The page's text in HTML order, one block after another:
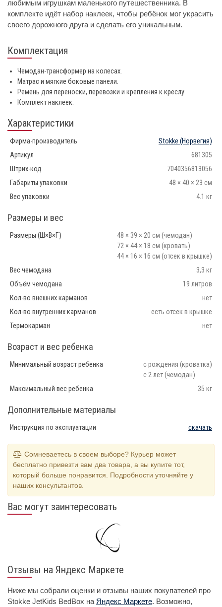
любимым игрушкам маленького путешественника. В
комплекте идёт набор наклеек, чтобы ребёнок мог украсить
своего дорожного друга и сделать его уникальным.
Комплектация
Чемодан-трансформер на колесах.
Матрас и мягкие боковые панели.
Ремень для переноски, перевозки и крепления к креслу.
Комплект наклеек.
Характеристики
Фирма-производитель Stokke (Норвегия)
Артикул
681305
Штрих-код
7040356813056
Габариты упаковки
48 × 40 × 23 см
Вес упаковки
4.1 кг
Размеры и вес
Размеры (Ш×В×Г)
48 × 39 × 20 см (чемодан)
72 × 44 × 18 см (кровать)
44 × 16 × 16 см (отсек в крышке)
Вес чемодана
3,3 кг
Объём чемодана
19 литров
Кол-во внешних карманов
нет
Кол-во внутренних карманов
есть отсек в крышке
Термокарман
нет
Возраст и вес ребенка
Минимальный возраст ребенка
с рождения (кроватка)
с 2 лет (чемодан)
Максимальный вес ребенка
35 кг
Дополнительные материалы
Инструкция по эксплуатации скачать
Сомневаетесь в своем выборе? Курьер может
бесплатно привезти вам два товара, а вы купите тот,
который больше понравится. Подробности уточняйте у
наших консультантов.
Вас могут заинтересовать
Отзывы на Яндекс Маркете
Ниже мы собрали оценки и отзывы наших покупателей про
Stokke JetKids BedBox на Яндекс Маркете. Возможно,